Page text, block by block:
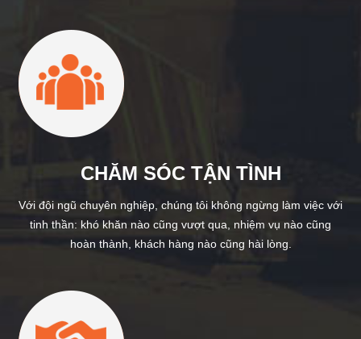
CHĂM SÓC TẬN TÌNH
Với đội ngũ chuyên nghiệp, chúng tôi không ngừng làm việc với
tinh thần: khó khăn nào cũng vượt qua, nhiệm vụ nào cũng
hoàn thành, khách hàng nào cũng hài lòng.